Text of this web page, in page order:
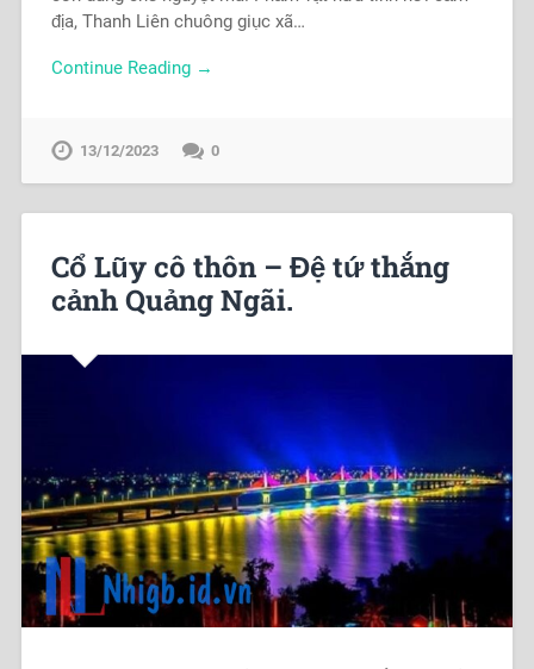
địa, Thanh Liên chuông giục xã…
Continue Reading →
13/12/2023 0
Cổ Lũy cô thôn – Đệ tứ thắng
cảnh Quảng Ngãi.